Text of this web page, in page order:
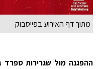
מתוך דף האירוע בפייסבוק